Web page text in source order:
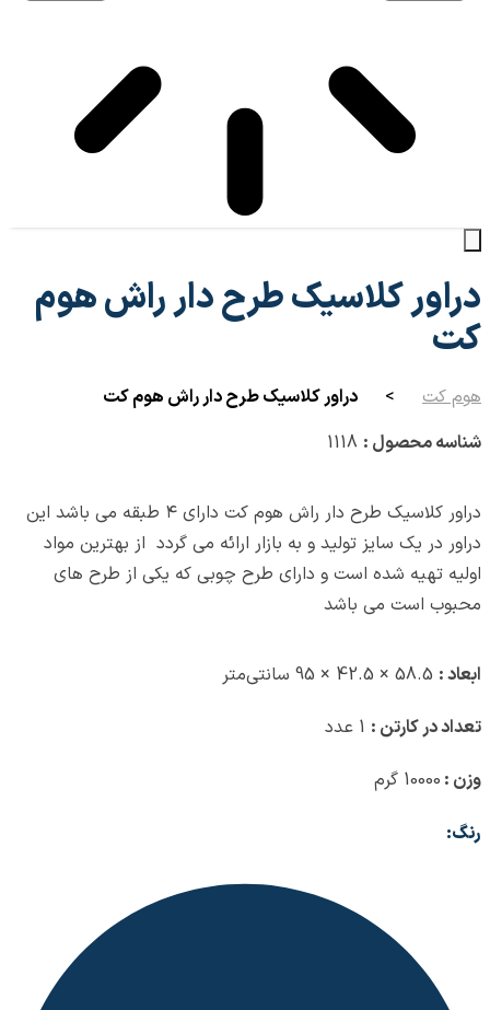
دراور کلاسیک طرح دار راش هوم
کت
هوم کت > دراور کلاسیک طرح دار راش هوم کت
شناسه محصول :
دراور کلاسیک طرح دار راش هوم کت دارای ۴ طبقه می باشد این
دراور در یک سایز تولید و به بازار ارائه می گردد از بهترین مواد
اولیه تهیه شده است و دارای طرح چوبی که یکی از طرح های
محبوب است می باشد
ابعاد :
تعداد در کارتن :
وزن : 10000 گرم
رنگ: